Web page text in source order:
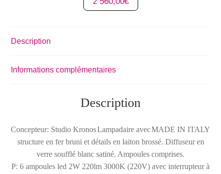
Description
Informations complémentaires
Description
MADE IN ITALY
Concepteur: Studio KronosLampadaire avec
structure en fer bruni et détails en laiton brossé. Diffuseur en
verre soufflé blanc satiné. Ampoules comprises.
P: 6 ampoules led 2W 220lm 3000K (220V) avec interrupteur à